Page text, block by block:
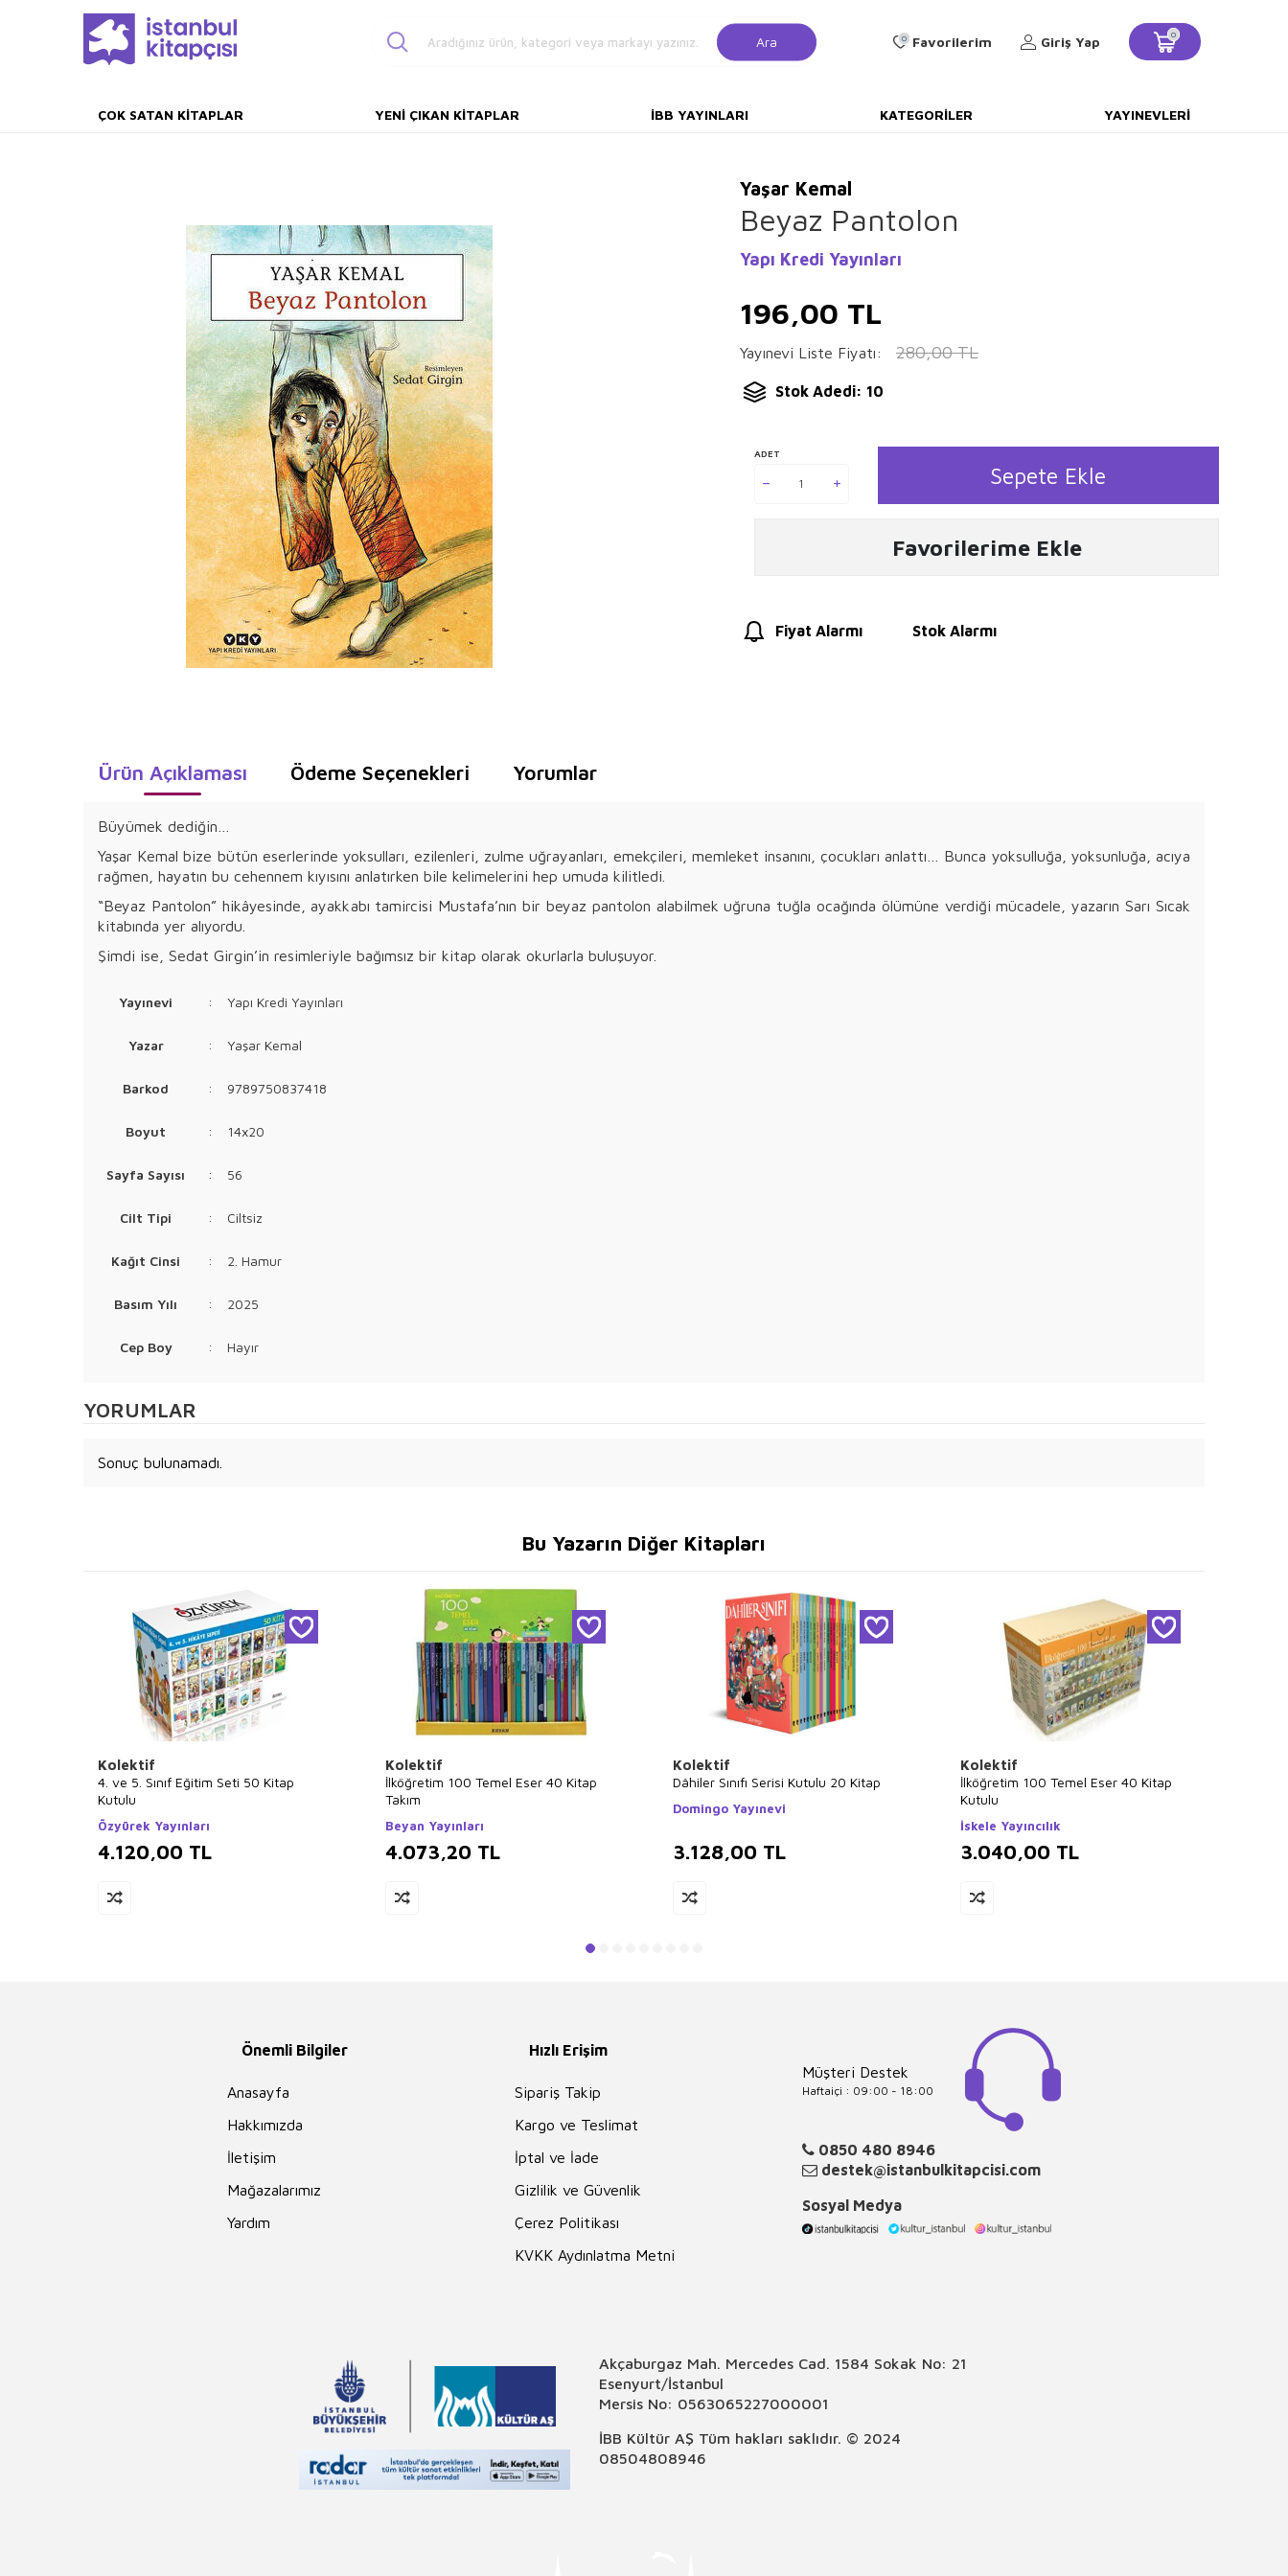
Ara 0 Favorilerim Giriş Yap 0
ÇOK SATAN KITAPLAR YENI ÇIKAN KITAPLAR İBB YAYINLARI KATEGORILER YAYINEVLERI
Yaşar Kemal
Beyaz Pantolon
Yapı Kredi Yayınları
196,00 TL
Yayınevi Liste Fiyatı: 280,00TL
Stok Adedi: 10
ADET
Sepete Ekle
Favorilerime Ekle
Fiyat Alarmı Stok Alarmı
Ürün Açıklaması Ödeme Seçenekleri Yorumlar
Büyümek dediğin…
Yaşar Kemal bize bütün eserlerinde yoksulları, ezilenleri, zulme uğrayanları, emekçileri, memleket insanını, çocukları anlattı… Bunca yoksulluğa, yoksunluğa, acıya
rağmen, hayatın bu cehennem kıyısını anlatırken bile kelimelerini hep umuda kilitledi.
“Beyaz Pantolon” hikâyesinde, ayakkabı tamircisi Mustafa’nın bir beyaz pantolon alabilmek uğruna tuğla ocağında ölümüne verdiği mücadele, yazarın Sarı Sıcak
kitabında yer alıyordu.
Şimdi ise, Sedat Girgin’in resimleriyle bağımsız bir kitap olarak okurlarla buluşuyor.
Yayınevi : Yapı Kredi Yayınları
Yazar : Yaşar Kemal
Barkod : 9789750837418
Boyut : 14x20
Sayfa Sayısı : 56
Cilt Tipi : Ciltsiz
Kağıt Cinsi : 2. Hamur
Basım Yılı : 2025
Cep Boy : Hayır
YORUMLAR
Sonuç bulunamadı.
Bu Yazarın Diğer Kitapları
Kolektif
4. ve 5. Sınıf Eğitim Seti 50 Kitap
Kutulu
Özyürek Yayınları
4.120,00 TL
Kolektif
İlköğretim 100 Temel Eser 40 Kitap
Takım
Beyan Yayınları
4.073,20 TL
Kolektif
Dâhiler Sınıfı Serisi Kutulu 20 Kitap
Domingo Yayınevi
3.128,00 TL
Kolektif
İlköğretim 100 Temel Eser 40 Kitap
Kutulu
İskele Yayıncılık
3.040,00 TL
Önemli Bilgiler
Anasayfa
Hakkımızda
İletişim
Mağazalarımız
Yardım
Hızlı Erişim
Sipariş Takip
Kargo ve Teslimat
İptal ve İade
Gizlilik ve Güvenlik
Çerez Politikası
KVKK Aydınlatma Metni
Müşteri Destek
Haftaiçi : 09:00 - 18:00
0850 480 8946
destek@istanbulkitapcisi.com
Sosyal Medya
Akçaburgaz Mah. Mercedes Cad. 1584 Sokak No: 21
Esenyurt/İstanbul
Mersis No: 0563065227000001
İBB Kültür AŞ Tüm hakları saklıdır. © 2024
08504808946